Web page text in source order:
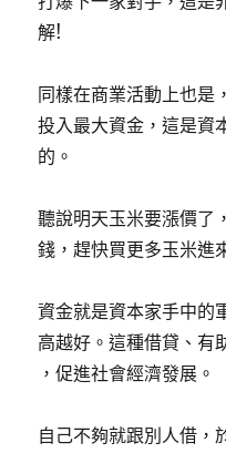
解!
同樣在商業活動上也是
投入最大資金，這是資
的。
聽說明天玉米要漲價了
錢，趕快買更多玉米進
資金就是資本家手中的
高越好。這種借貸、有
，促進社會經濟發展。
自己不夠就跟別人借，